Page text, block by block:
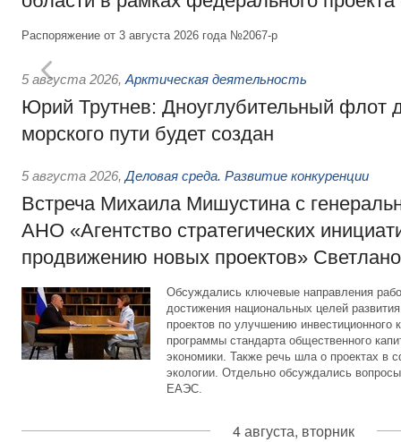
Распоряжение от 3 августа 2026 года №2067-р
5 августа 2026, Арктическая деятельность
Юрий Трутнев: Дноуглубительный флот
морского пути будет создан
5 августа 2026, Деловая среда. Развитие конкуренции
Встреча Михаила Мишустина с
АНО «Агентство стратегических
продвижению новых проектов»
Обсуждались ключевые направления
достижения национальных целей
проектов по улучшению инвестиционного
программы стандарта общественного
экономики. Также речь шла о проектах в
экологии. Отдельно обсуждались
ЕАЭС.
4 августа, вторник